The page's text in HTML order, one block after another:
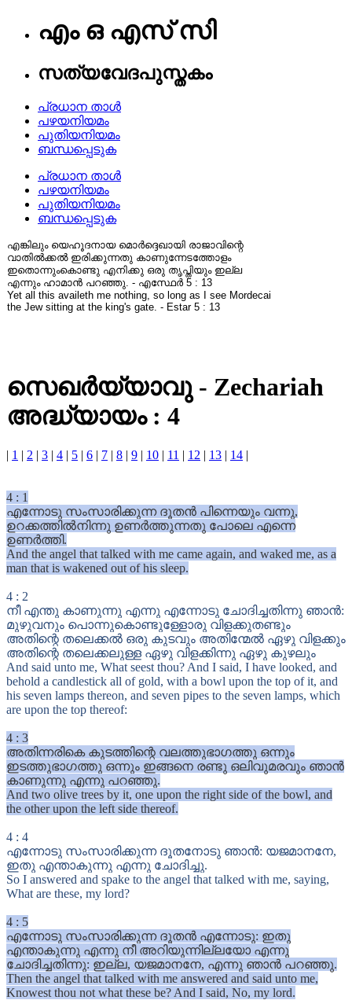
എം ഒ എസ് സി
സത്യവേദപുസ്തകം
പ്രധാന താൾ
പഴയനിയമം
പുതിയനിയമം
ബന്ധപ്പെടുക
പ്രധാന താൾ
പഴയനിയമം
പുതിയനിയമം
ബന്ധപ്പെടുക
സെഖർയ്യാവു - Zechariah
അദ്ധ്യായം : 4
| 1 | 2 | 3 | 4 | 5 | 6 | 7 | 8 | 9 | 10 | 11 | 12 | 13 | 14 |
4 : 1
എന്നോടു സംസാരിക്കുന്ന ദൂതൻ പിന്നെയും വന്നു,
ഉറക്കത്തിൽനിന്നു ഉണർത്തുന്നതു പോലെ എന്നെ
ഉണർത്തി.
And the angel that talked with me came again, and waked me, as a
man that is wakened out of his sleep.
4 : 2
നീ എന്തു കാണുന്നു എന്നു എന്നോടു ചോദിച്ചതിന്നു ഞാൻ:
മുഴുവനും പൊന്നുകൊണ്ടുള്ളോരു വിളക്കുതണ്ടും
അതിന്റെ തലെക്കൽ ഒരു കുടവും അതിന്മേൽ ഏഴു വിളക്കും
അതിന്റെ തലെക്കലുള്ള ഏഴു വിളക്കിന്നു ഏഴു കുഴലും
And said unto me, What seest thou? And I said, I have looked, and
behold a candlestick all of gold, with a bowl upon the top of it, and
his seven lamps thereon, and seven pipes to the seven lamps, which
are upon the top thereof:
4 : 3
അതിന്നരികെ കുടത്തിന്റെ വലത്തുഭാഗത്തു ഒന്നും
ഇടത്തുഭാഗത്തു ഒന്നും ഇങ്ങനെ രണ്ടു ഒലിവുമരവും ഞാൻ
കാണുന്നു എന്നു പറഞ്ഞു.
And two olive trees by it, one upon the right side of the bowl, and
the other upon the left side thereof.
4 : 4
എന്നോടു സംസാരിക്കുന്ന ദൂതനോടു ഞാൻ: യജമാനനേ,
ഇതു എന്താകുന്നു എന്നു ചോദിച്ചു.
So I answered and spake to the angel that talked with me, saying,
What are these, my lord?
4 : 5
എന്നോടു സംസാരിക്കുന്ന ദൂതൻ എന്നോടു: ഇതു
എന്താകുന്നു എന്നു നീ അറിയുന്നില്ലയോ എന്നു
ചോദിച്ചതിന്നു: ഇല്ല, യജമാനനേ, എന്നു ഞാൻ പറഞ്ഞു.
Then the angel that talked with me answered and said unto me,
Knowest thou not what these be? And I said, No, my lord.